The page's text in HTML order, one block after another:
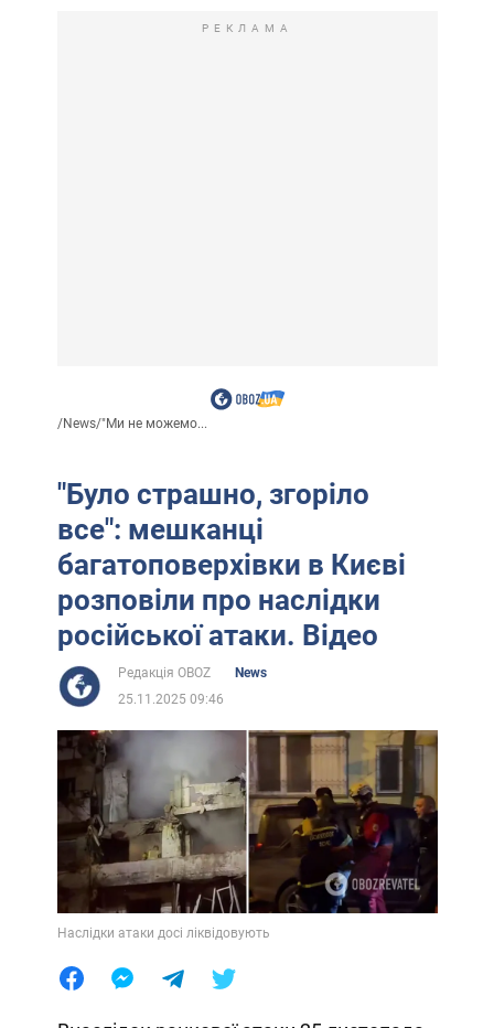
РЕКЛАМА
/News/"Ми не можемо...
"Було страшно, згоріло
все": мешканці
багатоповерхівки в Києві
розповіли про наслідки
російської атаки. Відео
Редакція OBOZ
News
25.11.2025 09:46
Наслідки атаки досі ліквідовують